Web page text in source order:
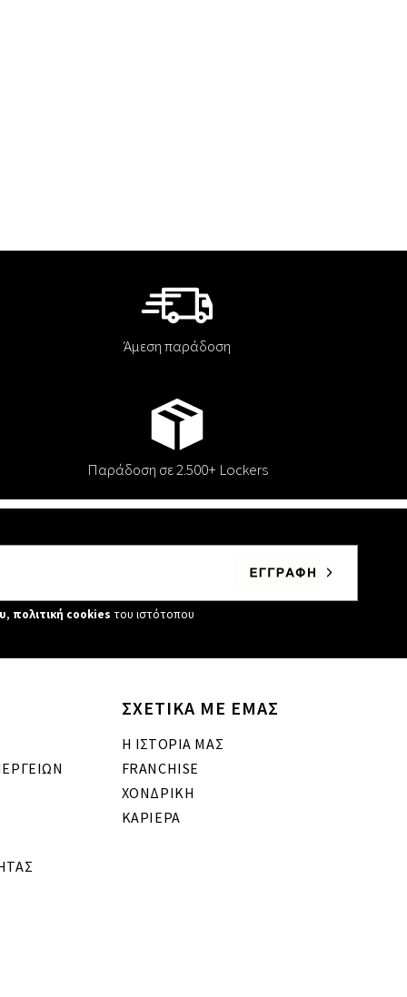
Άμεση παράδοση
Παράδοση σε 2.500+ Lockers
, πολιτική cookies του ιστότοπου
ΣΧΕΤΙΚΑ ΜΕ ΕΜΑΣ
Η ΙΣΤΟΡΙΑ ΜΑΣ
FRANCHISE
ΧΟΝΔΡΙΚΗ
ΚΑΡΙΕΡΑ